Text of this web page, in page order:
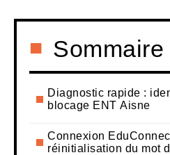
Sommaire
Diagnostic rapide :
blocage ENT Aisne
Connexion
réinitialisation du mot